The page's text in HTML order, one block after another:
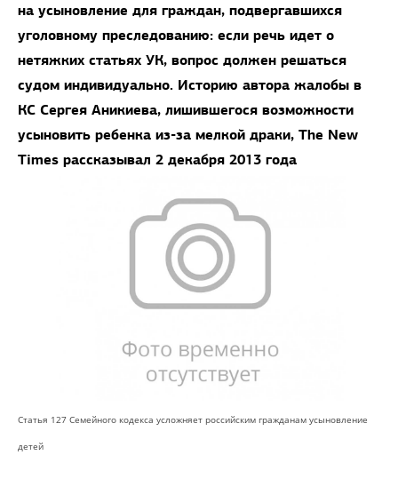
на усыновление для граждан, подвергавшихся
уголовному преследованию: если речь идет о
нетяжких статьях УК, вопрос должен решаться
судом индивидуально. Историю автора жалобы в
КС Сергея Аникиева, лишившегося возможности
усыновить ребенка из-за мелкой драки, The New
Times рассказывал 2 декабря 2013 года
Статья 127 Семейного кодекса усложняет российским гражданам усыновление
детей